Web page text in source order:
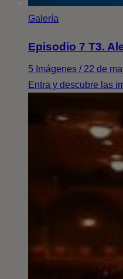
Galería
Episodio 7 T3.
5 Imágenes / 22 de
Entra y descubre las